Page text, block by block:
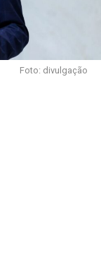
Foto: divulgação